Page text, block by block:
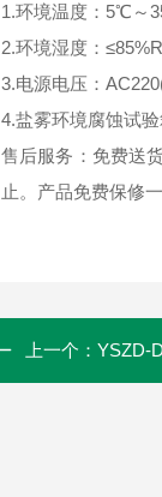
1.环境温度：5℃～
2.环境湿度：
3.电源电压：
4.盐雾环境腐蚀试
售后服务：免费送
止。产品免费保修
上一个： YSZD-